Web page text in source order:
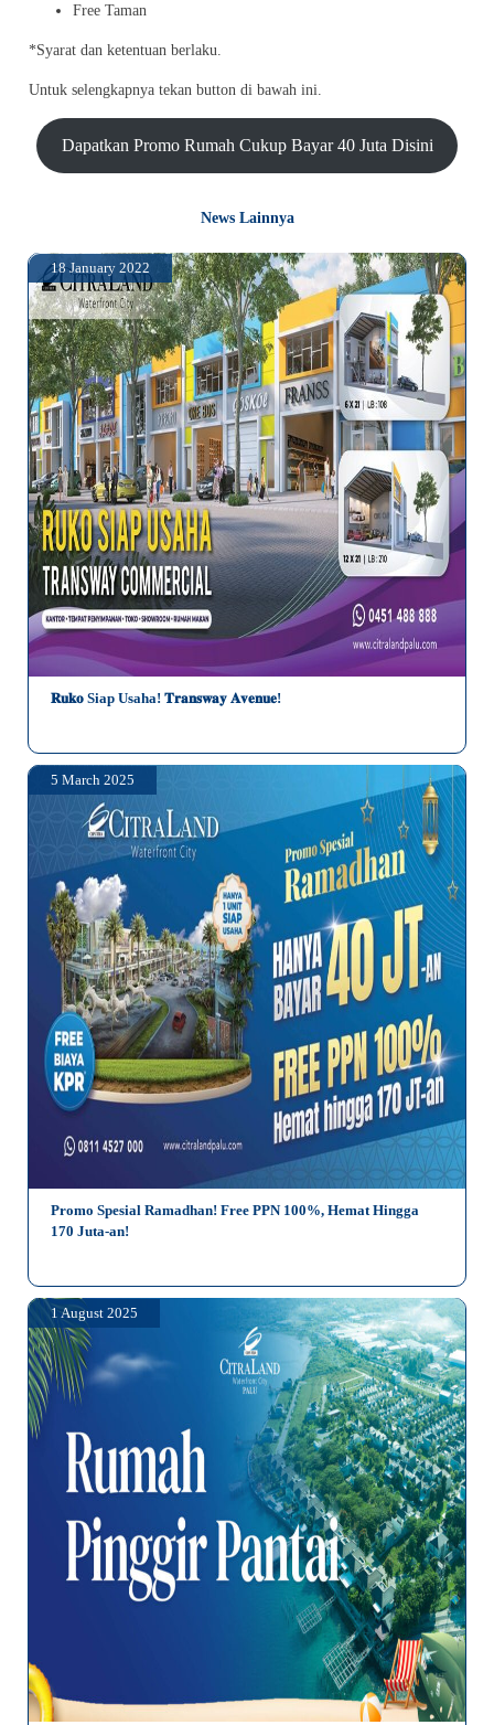
Free Taman
*Syarat dan ketentuan berlaku.
Untuk selengkapnya tekan button di bawah ini.
Dapatkan Promo Rumah Cukup Bayar 40 Juta Disini
News Lainnya
18 January 2022
𝐑𝐮𝐤𝐨 Siap Usaha! 𝐓𝐫𝐚𝐧𝐬𝐰𝐚𝐲 𝐀𝐯𝐞𝐧𝐮𝐞!
5 March 2025
Promo Spesial Ramadhan! Free PPN 100%, Hemat Hingga
170 Juta-an!
1 August 2025